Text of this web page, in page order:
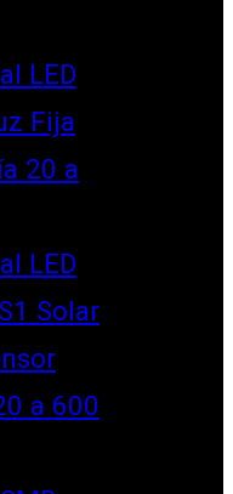
LED
Fija
20 a
LED
Solar
a 600